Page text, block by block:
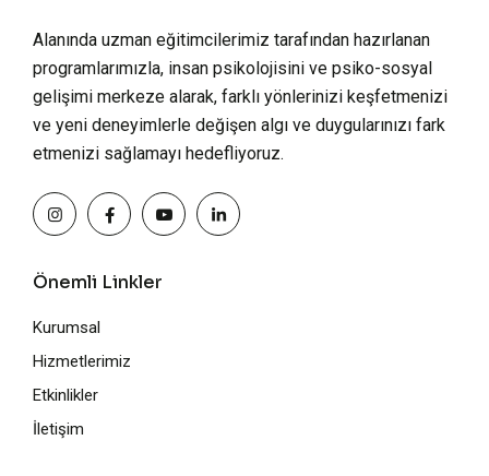
Alanında uzman eğitimcilerimiz tarafından hazırlanan
programlarımızla, insan psikolojisini ve psiko-sosyal
gelişimi merkeze alarak, farklı yönlerinizi keşfetmenizi
ve yeni deneyimlerle değişen algı ve duygularınızı fark
etmenizi sağlamayı hedefliyoruz.
Önemli Linkler
Kurumsal
Hizmetlerimiz
Etkinlikler
İletişim